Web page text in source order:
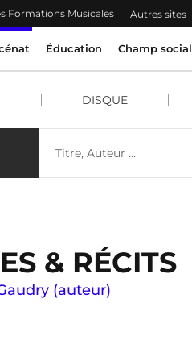
Formations Musicales Autres sites
Éducation Champ social
DISQUE
& RÉCITS
(auteur)